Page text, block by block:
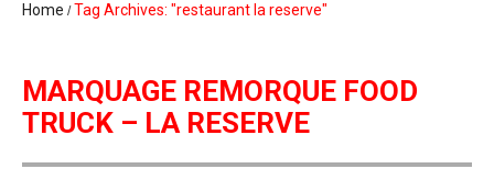
Home Tag Archives: "restaurant la reserve"
MARQUAGE REMORQUE FOOD
TRUCK – LA RESERVE